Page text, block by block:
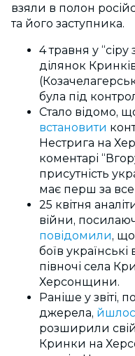
взяли в полон
та його заступника.
4 травня у “сіру
ділянок
була під
Стало відомо,
встановити
Нестрига на
коментарі
присутність
має перш за
25 квітня
війни,
повідомили, що
боїв
півночі села
Херсонщини.
Раніше у звіті,
джерела,
розширили
Кринки на